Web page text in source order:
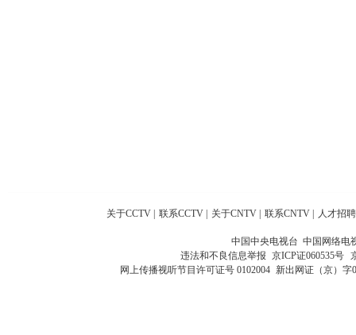
关于CCTV 联系CCTV 关于CNTV 联系CNTV 人才招聘
中国中央电视台 中国网络电
违法和不良信息举报 京ICP证060535号
网上传播视听节目许可证号 0102004 新出网证（京）